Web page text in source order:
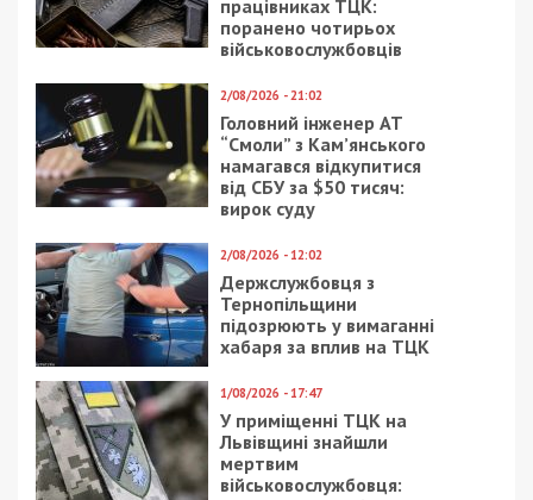
працівниках ТЦК:
поранено чотирьох
військовослужбовців
2/08/2026 - 21:02
Головний інженер АТ
“Смоли” з Кам’янського
намагався відкупитися
від СБУ за $50 тисяч:
вирок суду
2/08/2026 - 12:02
Держслужбовця з
Тернопільщини
підозрюють у вимаганні
хабаря за вплив на ТЦК
1/08/2026 - 17:47
У приміщенні ТЦК на
Львівщині знайшли
мертвим
військовослужбовця: